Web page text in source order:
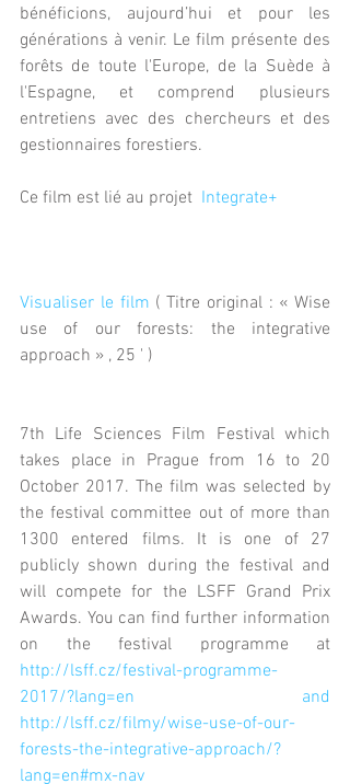
bénéficions, aujourd’hui et pour les
générations à venir. Le film présente des
forêts de toute l'Europe, de la Suède à
l'Espagne, et comprend plusieurs
entretiens avec des chercheurs et des
gestionnaires forestiers.
Ce film est lié au projet Integrate+
Visualiser le film ( Titre original : « Wise
use of our forests: the integrative
approach » , 25 ' )
7th Life Sciences Film Festival which
takes place in Prague from 16 to 20
October 2017. The film was selected by
the festival committee out of more than
1300 entered films. It is one of 27
publicly shown during the festival and
will compete for the LSFF Grand Prix
Awards. You can find further information
http://lsff.cz/festival-programme-
2017/?lang=en
http://lsff.cz/filmy/wise-use-of-our-
forests-the-integrative-approach/?
lang=en#mx-nav